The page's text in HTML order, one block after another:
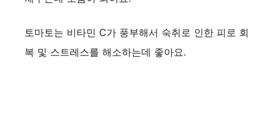
토마토는 비타민 C가 풍부해서 숙취로 인한 피로 회
복 및 스트레스를 해소하는데 좋아요.